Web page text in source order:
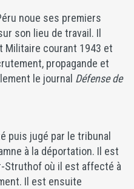
noue ses premiers
son lieu de travail. Il
Militaire courant 1943 et
propagande et
le journal Défense de
puis jugé par le tribunal
à la déportation. Il est
Struthof où il est affecté à
Il est ensuite